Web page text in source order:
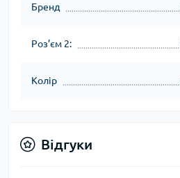
Бренд
Роз’єм 2:
Колір
Відгуки